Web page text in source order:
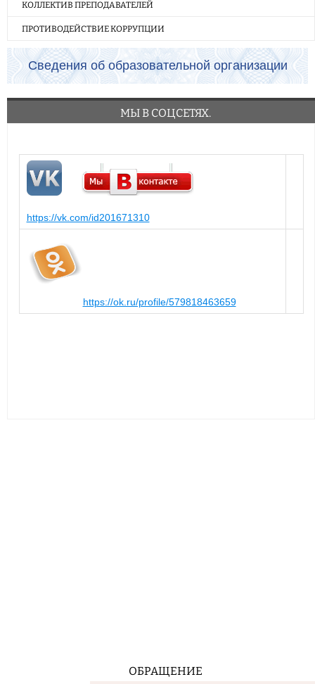
КОЛЛЕКТИВ ПРЕПОДАВАТЕЛЕЙ
ПРОТИВОДЕЙСТВИЕ КОРРУПЦИИ
Сведения об образовательной организации
МЫ В СОЦСЕТЯХ.
https://vk.com/id201671310
https://ok.ru/profile/579818463659
ОБРАЩЕНИЕ